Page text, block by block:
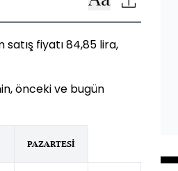
satış fiyatı 84,85 lira,
önceki ve bugün
PAZARTESİ